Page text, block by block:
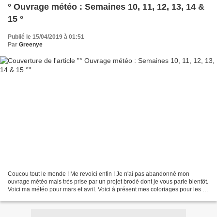
° Ouvrage météo : Semaines 10, 11, 12, 13, 14 &
15 °
Publié le 15/04/2019 à 01:51
Par Greenye
Coucou tout le monde ! Me revoici enfin ! Je n'ai pas abandonné mon
ouvrage météo mais très prise par un projet brodé dont je vous parle bientôt.
Voici ma météo pour mars et avril. Voici à présent mes coloriages pour les 5